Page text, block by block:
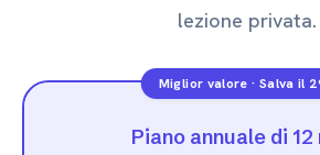
lezione privata.
Miglior valore · Salva il
Piano annuale di 12